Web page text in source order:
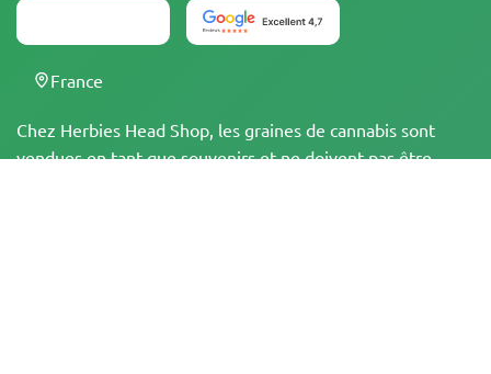
Chez Herbies Head Shop, les graines de cannabis sont
vendues en tant que souvenirs et ne doivent pas être
France